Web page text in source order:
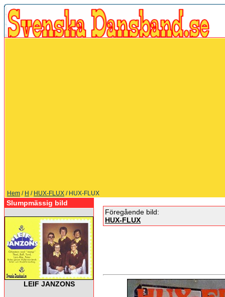
Hem / H / HUX-FLUX / HUX-FLUX
Slumpmässig bild
LEIF JANZONS
Föregående bild:
HUX-FLUX